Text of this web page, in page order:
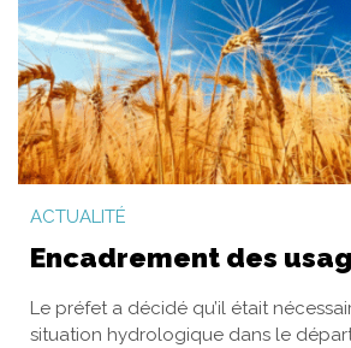
ACTUALITÉ
Encadrement des
Le préfet a décidé qu’il était
situation hydrologique dans le